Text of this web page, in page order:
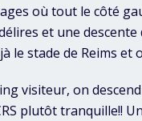
où tout le côté
et une descente
le stade de Reims et
visiteur, on
plutôt tranquille!!